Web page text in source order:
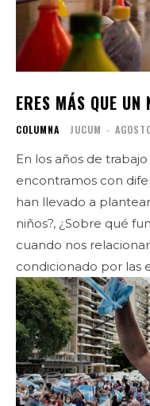
ERES MÁS QUE UN
COLUMNA JUCUM -
En los años de
encontramos con
han llevado a
niños?, ¿Sobre qué
cuando nos
condicionado por las